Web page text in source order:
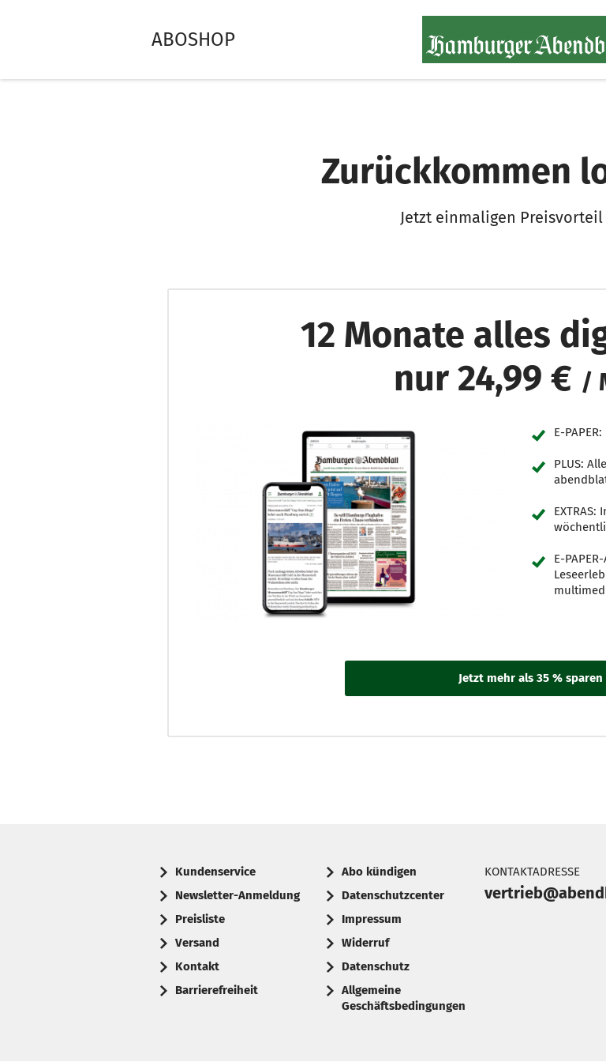
ABOSHOP
Zurückkommen
Jetzt einmaligen
12 Monate alles
nur 24,99 € /
E-
PLUS:
E-
Kundenservice
Newsletter-Anmeldung
Preisliste
Versand
Kontakt
Barrierefreiheit
Abo kündigen
Datenschutzcenter
Impressum
Widerruf
Datenschutz
Allgemeine
Geschäftsbedingungen
KONTAKTADRESSE